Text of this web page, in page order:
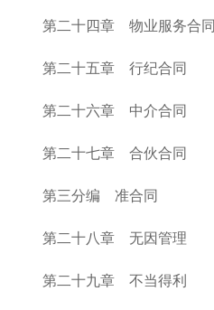
第二十四章 物业服务合同
第二十五章 行纪合同
第二十六章 中介合同
第二十七章 合伙合同
第三分编 准合同
第二十八章 无因管理
第二十九章 不当得利